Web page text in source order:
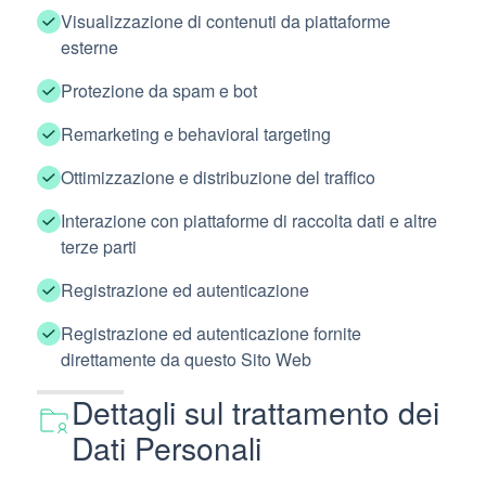
Visualizzazione di contenuti da piattaforme
esterne
Protezione da spam e bot
Remarketing e behavioral targeting
Ottimizzazione e distribuzione del traffico
Interazione con piattaforme di raccolta dati e altre
terze parti
Registrazione ed autenticazione
Registrazione ed autenticazione fornite
direttamente da questo Sito Web
Dettagli sul trattamento dei
Dati Personali